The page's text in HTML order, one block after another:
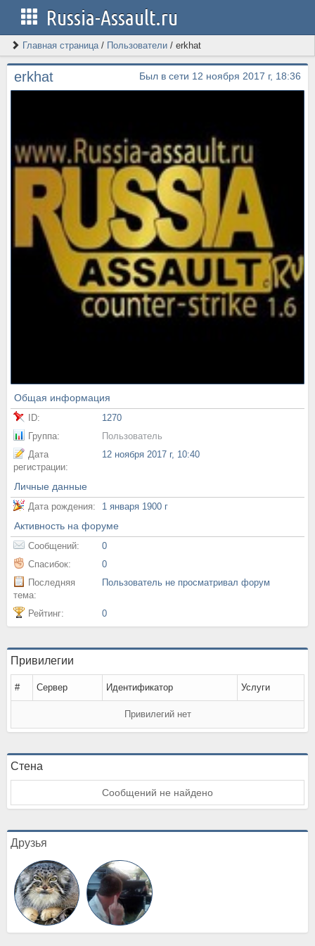
Russia-Assault.ru
Главная страница/ Пользователи / erkhat
erkhat Был в сети 12 ноября 2017 г, 18:36
Общая информация
ID:
1270
Группа:
Пользователь
Дата
регистрации:
12 ноября 2017 г, 10:40
Личные данные
Дата рождения: 1 января 1900 г
Активность на форуме
Сообщений:
0
Спасибок:
0
Последняя
тема:
Пользователь не просматривал форум
Рейтинг: 0
Привилегии
# Сервер Идентификатор Услуги
Привилегий нет
Стена
Сообщений не найдено
Друзья